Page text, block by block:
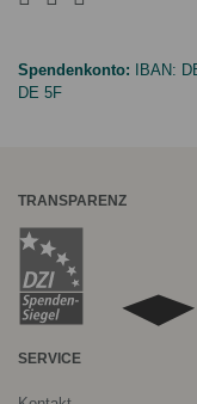
Spendenkonto: IBAN:
DE 5F
TRANSPARENZ
SERVICE